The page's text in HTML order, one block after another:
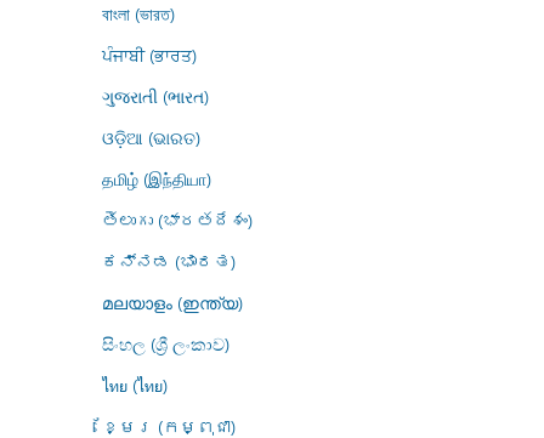
বাংলা (ভারত)
ਪੰਜਾਬੀ (ਭਾਰਤ)
ગુજરાતી (ભારત)
ଓଡ଼ିଆ (ଭାରତ)
தமிழ் (இந்தியா)
తెలుగు (భారతదేశం)
ಕನ್ನಡ (ಭಾರತ)
മലയാളം (ഇന്ത്യ)
සිංහල (ශ්‍රී ලංකාව)
ไทย (ไทย)
ខ្មែរ (កម្ពុជា)